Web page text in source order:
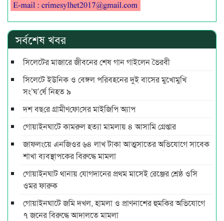
সর্বশেষ খবর
সিলেটের মাজারে জীবনের শেষ গান গাইলেন ভৈরবী
সিলেটে ইউনিক ও বেঙ্গল পরিবহনের দুই বাসের মুখোমুখি
সং’ঘ’র্ষে নিহত ৯
দশ বছ‌রে গ্রামীণ‌ফো‌সের মাইজিপি অ্যাপ
গোয়াইনঘাটে কামরুল হত্যা মামলায় ৪ আসামি গ্রেপ্তার
জাফলংয়ে এনজিওর ৬৪ লাখ টাকা আত্মসাতের অভিযোগে সাবেক
শাখা ব্যবস্থাপকের বিরুদ্ধে মামলা
গোয়াইনঘাট থানায় যোগদানের প্রথম মাসেই রেঞ্জের শ্রেষ্ঠ ওসি
ওমর ফারুক
গোয়াইনঘাটে জমি দখল, হামলা ও প্রাণনাশের হুমকির অভিযোগে
৭ জনের বিরুদ্ধে আদালতে মামলা